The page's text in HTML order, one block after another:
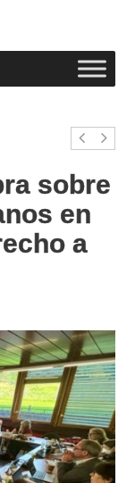
sobre
en
a